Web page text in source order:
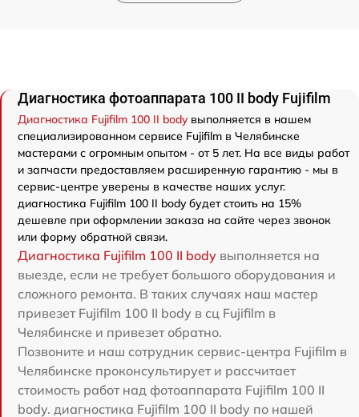
Диагностика фотоаппарата 100 II body Fujifilm
Диагностика Fujifilm 100 II bodyвыполняется в нашем
специализированном сервисе Fujifilm в Челябинске
мастерами с огромным опытом - от 5 лет. На все виды работ
и запчасти предоставляем расширенную гарантию - мы в
сервис-центре уверены в качестве наших услуг.
диагностика Fujifilm 100 II body будет стоить на 15%
дешевле при оформлении заказа на сайте через звонок
или форму обратной связи.
Диагностика Fujifilm 100 II body выполняется на
выезде, если не требует большого оборудования и
сложного ремонта. В таких случаях наш мастер
привезет Fujifilm 100 II body в сц Fujifilm в
Челябинске и привезет обратно.
Позвоните и наш сотрудник сервис-центра Fujifilm в
Челябинске проконсультирует и рассчитает
стоимость работ над фотоаппарата Fujifilm 100 II
body. диагностика Fujifilm 100 II body по нашей